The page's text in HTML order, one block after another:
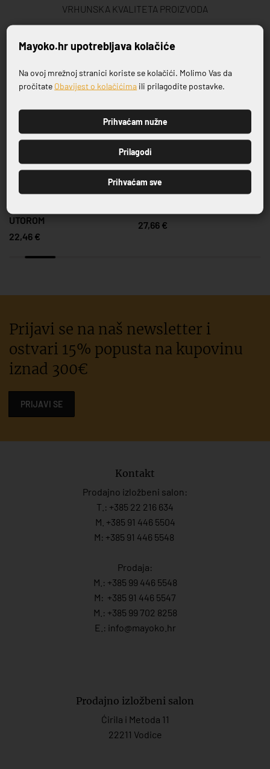
VRHUNSKA KVALITETA PROIZVODA
Povezani proizvodi
UTOROM
22,46 €
27,66 €
Prijavi se na naš newsletter i
ostvari 15% popusta na kupovinu
iznad 300€
PRIJAVI SE
Kontakt
Prodajno izložbeni salon:
T.: +385 22 216 634
M. +385 91 446 5504
M: +385 91 446 5548
Prodaja:
M.: +385 99 446 5548
M: +385 91 446 5547
M.: +385 99 702 8258
E.: info@mayoko. hr
Prodajno izložbeni salon
Ćirila i Metoda 11
22211 Vodice
Prijavite se na naš newsletter
PRIJAVI SE
Mayoko.hr upotrebljava kolačiće
Na ovoj mrežnoj stranici koriste se kolačići. Molimo Vas da
pročitate Obavijest o kolačićima ili prilagodite postavke.
Prihvaćam nužne
Prilagodi
Prihvaćam sve